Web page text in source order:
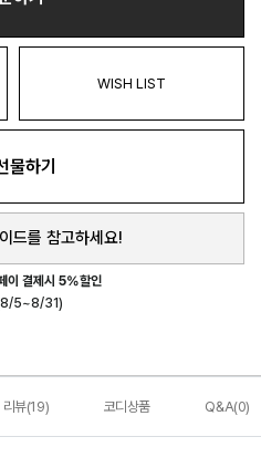
WISH LIST
물하기
드를 참고하세요!
이 결제시 5%할인
(8/5~8/31)
리뷰(19) 코디상품 Q&A(0)